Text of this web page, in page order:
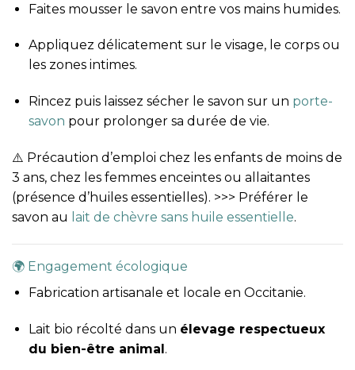
Faites mousser le savon entre vos mains humides.
Appliquez délicatement sur le visage, le corps ou
les zones intimes.
Rincez puis laissez sécher le savon sur un porte-
savon pour prolonger sa durée de vie.
⚠️ Précaution d’emploi chez les enfants de moins de
3 ans, chez les femmes enceintes ou allaitantes
(présence d’huiles essentielles). >>> Préférer le
savon au lait de chèvre sans huile essentielle.
🌍 Engagement écologique
Fabrication artisanale et locale en Occitanie.
Lait bio récolté dans un élevage respectueux
du bien-être animal.